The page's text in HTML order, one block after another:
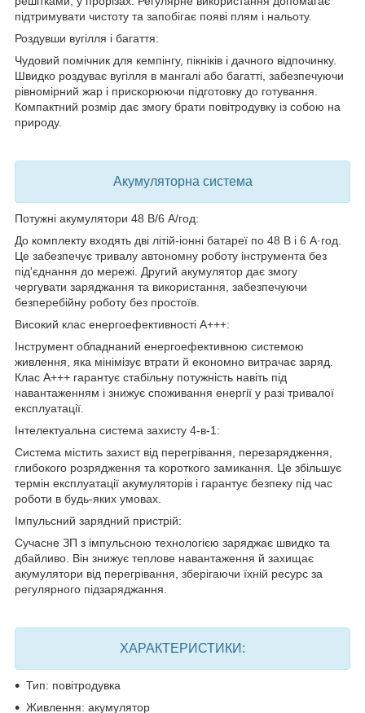
підтримувати чистоту та запобігає появі плям і нальоту.
Роздувши вугілля і багаття:
Чудовий помічник для кемпінгу, пікніків і дачного відпочинку.
Швидко роздуває вугілля в мангалі або багатті, забезпечуючи
рівномірний жар і прискорюючи підготовку до готування.
Компактний розмір дає змогу брати повітродувку із собою на
природу.
Акумуляторна система
Потужні акумулятори 48 В/6 А/год:
До комплекту входять дві літій-іонні батареї по 48 В і 6 А·год.
Це забезпечує тривалу автономну роботу інструмента без
під'єднання до мережі. Другий акумулятор дає змогу
чергувати заряджання та використання, забезпечуючи
безперебійну роботу без простоїв.
Високий клас енергоефективності A+++:
Інструмент обладнаний енергоефективною системою
живлення, яка мінімізує втрати й економно витрачає заряд.
Клас A+++ гарантує стабільну потужність навіть під
навантаженням і знижує споживання енергії у разі тривалої
експлуатації.
Інтелектуальна система захисту 4-в-1:
Система містить захист від перегрівання, перезарядження,
глибокого розрядження та короткого замикання. Це збільшує
термін експлуатації акумуляторів і гарантує безпеку під час
роботи в будь-яких умовах.
Імпульсний зарядний пристрій:
Сучасне ЗП з імпульсною технологією заряджає швидко та
дбайливо. Він знижує теплове навантаження й захищає
акумулятори від перегрівання, зберігаючи їхній ресурс за
регулярного підзаряджання.
ХАРАКТЕРИСТИКИ:
Тип: повітродувка
Живлення: акумулятор